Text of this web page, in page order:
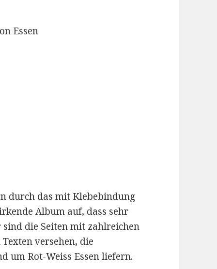
Essen
durch das mit Klebebindung
Album auf, dass sehr
die Seiten mit zahlreichen
versehen, die
um Rot-Weiss Essen liefern.